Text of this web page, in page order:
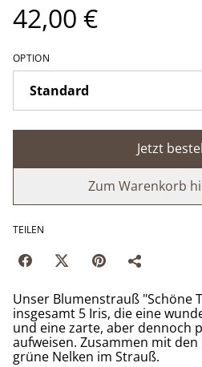
42,00 €
OPTION
Jetzt
Zum Warenkorb
TEILEN
Unser Blumenstrauß "Schöne
insgesamt 5 Iris, die eine
und eine zarte, aber dennoch
aufweisen. Zusammen mit
grüne Nelken im Strauß.